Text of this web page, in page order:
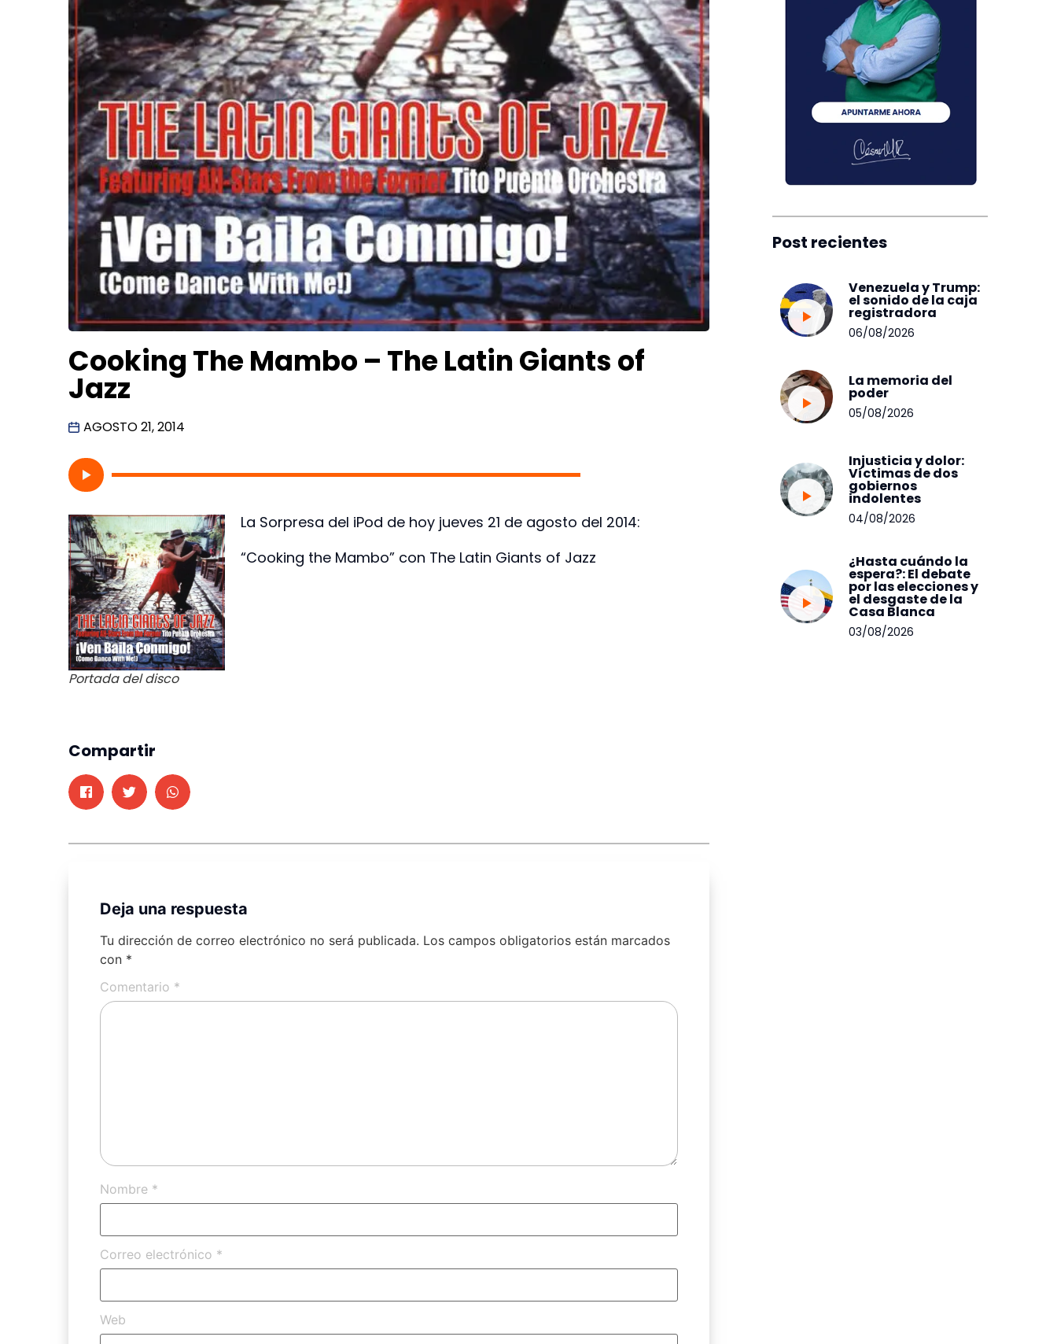
Cooking The Mambo – The Latin Giants of
Jazz
AGOSTO 21, 2014
Portada del disco
La Sorpresa del iPod de hoy jueves 21 de agosto del 2014:
“Cooking the Mambo” con The Latin Giants of Jazz
Compartir
Deja una respuesta
Tu dirección de correo electrónico no será publicada. Los campos obligatorios están marcados
con *
Comentario *
Nombre *
Correo electrónico *
Web
Post recientes
Venezuela y Trump:
el sonido de la caja
registradora
06/08/2026
La memoria del
poder
05/08/2026
Injusticia y dolor:
Víctimas de dos
gobiernos
indolentes
04/08/2026
¿Hasta cuándo la
espera?: El debate
por las elecciones y
el desgaste de la
Casa Blanca
03/08/2026